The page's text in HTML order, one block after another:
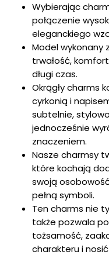
Wybierając
połączenie
eleganckiego
Model wykonany
trwałość,
długi czas.
Okrągły charms
cyrkonią i
subtelnie,
jednocześnie
znaczeniem.
Nasze charmsy
które kochają
swoją
pełną symboli.
Ten charms nie
także pozwala
tożsamość,
charakteru i